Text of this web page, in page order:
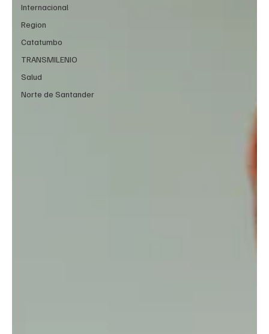
Internacional
Region
Catatumbo
TRANSMILENIO
Salud
Norte de Santander